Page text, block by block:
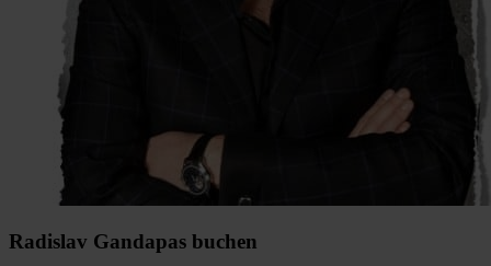
Radislav Gandapas buchen